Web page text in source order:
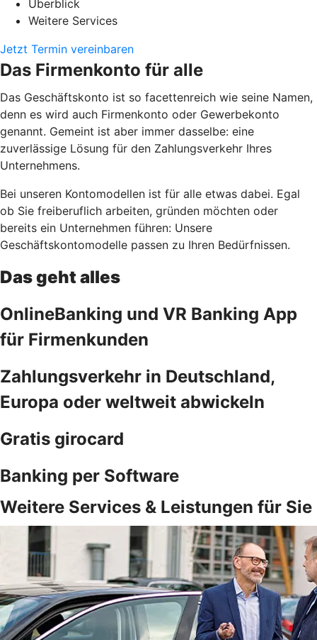
Überblick
Weitere Services
Jetzt Termin vereinbaren
Das Firmenkonto für alle
Das Geschäftskonto ist so facettenreich wie seine Namen,
denn es wird auch Firmenkonto oder Gewerbekonto
genannt. Gemeint ist aber immer dasselbe: eine
zuverlässige Lösung für den Zahlungsverkehr Ihres
Unternehmens.
Bei unseren Kontomodellen ist für alle etwas dabei. Egal
ob Sie freiberuflich arbeiten, gründen möchten oder
bereits ein Unternehmen führen: Unsere
Geschäftskontomodelle passen zu Ihren Bedürfnissen.
Das geht alles
OnlineBanking und VR Banking App
für Firmenkunden
Zahlungsverkehr in Deutschland,
Europa oder weltweit abwickeln
Gratis girocard
Banking per Software
Weitere Services & Leistungen für Sie